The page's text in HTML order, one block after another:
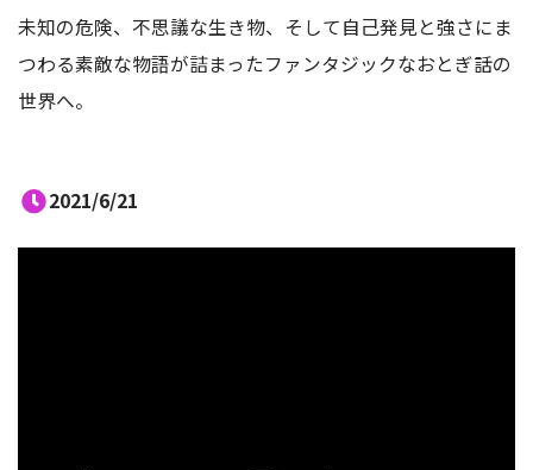
未知の危険、不思議な生き物、そして自己発見と強さにま
つわる素敵な物語が詰まったファンタジックなおとぎ話の
世界へ。
2021/6/21